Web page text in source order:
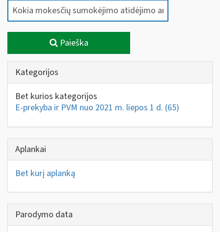
Paieška
Kategorijos
Bet kurios kategorijos
E-prekyba ir PVM nuo 2021 m. liepos 1 d. (65)
Aplankai
Bet kurį aplanką
Parodymo data